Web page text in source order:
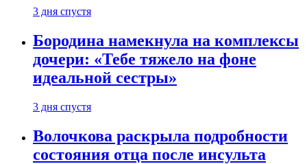
3 дня спустя
Бородина намекнула на комплексы
дочери: «Тебе тяжело на фоне
идеальной сестры»
3 дня спустя
Волочкова раскрыла подробности
состояния отца после инсульта